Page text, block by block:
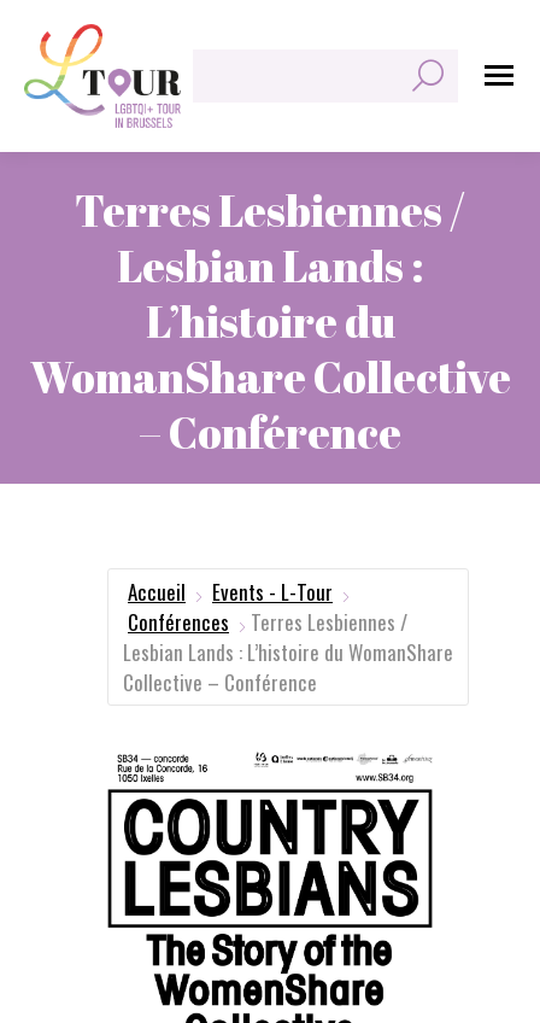
Terres Lesbiennes /
Lesbian Lands :
L’histoire du
WomanShare Collective
– Conférence
Accueil
Events - L-Tour
Conférences
Terres Lesbiennes /
Lesbian Lands : L’histoire du WomanShare
Collective – Conférence